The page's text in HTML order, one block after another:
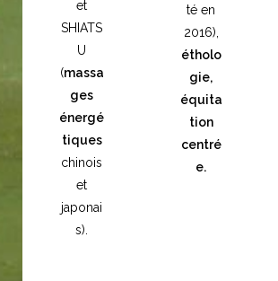
et
SHIATS
U
(massa
ges
énergé
tiques
chinois
et
japonai
s).
té en
2016),
étholo
gie,
équita
tion
centré
e.